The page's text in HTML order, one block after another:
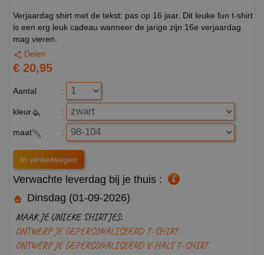
Verjaardag shirt met de tekst: pas op 16 jaar. Dit leuke fun t-shirt
is een erg leuk cadeau wanneer de jarige zijn 16e verjaardag
mag vieren.
Delen
€ 20,95
Aantal :
kleur :
maat :
Verwachte leverdag bij je thuis :
Dinsdag (01-09-2026)
MAAK JE UNIEKE SHIRTJES:
ONTWERP JE GEPERSONALISEERD T-SHIRT
ONTWERP JE GEPERSONALISEERD V-HALS T-SHIRT